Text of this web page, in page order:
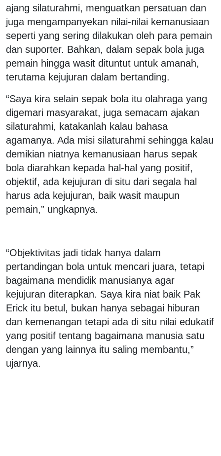
ajang silaturahmi, menguatkan persatuan dan
juga mengampanyekan nilai-nilai kemanusiaan
seperti yang sering dilakukan oleh para pemain
dan suporter. Bahkan, dalam sepak bola juga
pemain hingga wasit dituntut untuk amanah,
terutama kejujuran dalam bertanding.
“Saya kira selain sepak bola itu olahraga yang
digemari masyarakat, juga semacam ajakan
silaturahmi, katakanlah kalau bahasa
agamanya. Ada misi silaturahmi sehingga kalau
demikian niatnya kemanusiaan harus sepak
bola diarahkan kepada hal-hal yang positif,
objektif, ada kejujuran di situ dari segala hal
harus ada kejujuran, baik wasit maupun
pemain,” ungkapnya.
“Objektivitas jadi tidak hanya dalam
pertandingan bola untuk mencari juara, tetapi
bagaimana mendidik manusianya agar
kejujuran diterapkan. Saya kira niat baik Pak
Erick itu betul, bukan hanya sebagai hiburan
dan kemenangan tetapi ada di situ nilai edukatif
yang positif tentang bagaimana manusia satu
dengan yang lainnya itu saling membantu,”
ujarnya.